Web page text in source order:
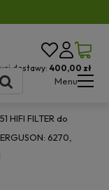
dostawy: 400,00 zł
Menu
HIFI FILTER do
6270,